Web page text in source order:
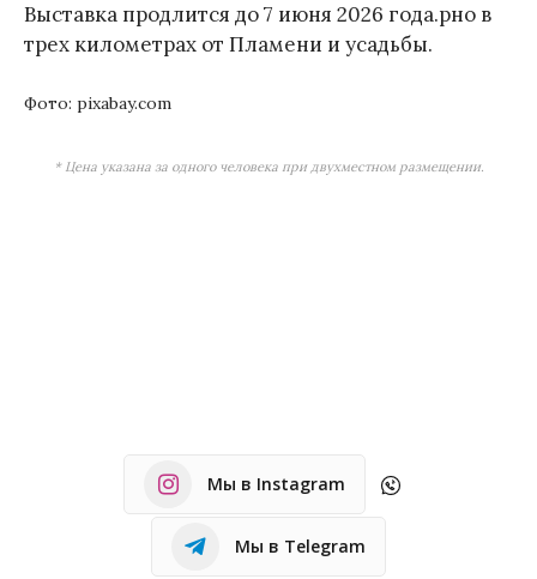
Выставка продлится до 7 июня 2026 года.рно в
трех километрах от Пламени и усадьбы.
Фото: pixabay.com
* Цена указана за одного человека при двухместном размещении.
Мы в Instagram
Мы в Telegram